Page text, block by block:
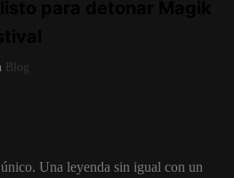
Blog
Una leyenda sin igual con un